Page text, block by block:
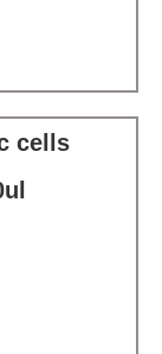
cells